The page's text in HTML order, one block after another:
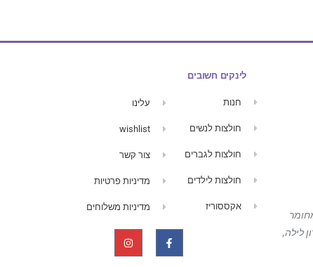
לילה,
לינקים חשובים
חנות
חולצות לנשים
חולצות לגברים
חולצות לילדים
אקססוריז
עלינו
wishlist
צור קשר
מדיניות פרטיות
מדיניות משלוחים